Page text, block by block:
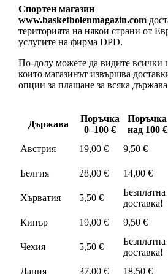
Спортен магазин
www.basketbolenmagazin.com
територията на някои страни от
услугите на фирма DPD.
По-долу можете да видите всички
които магазинът извършва
опции за плащане за всяка
Държава
Поръчка
0–100 €
Поръчка
над 100 €
Австрия
19,00 € 9,50 €
Белгия
28,00 € 14,00 €
Хърватия
5,50 €
Безплатна
доставка!
Кипър
19,00 € 9,50 €
Чехия
5,50 €
Безплатна
доставка!
Дания
37,00 € 18,50 €